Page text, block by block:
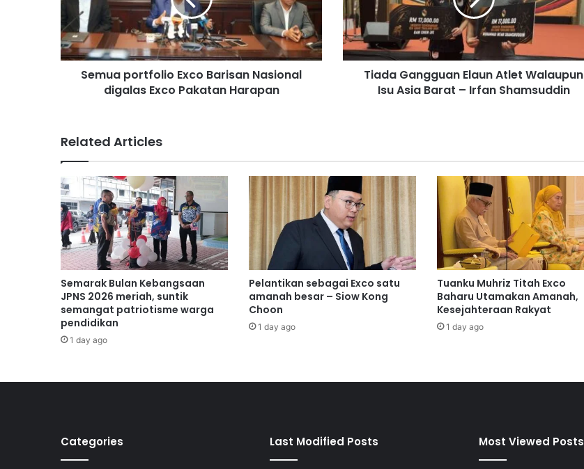
o
r
t
E
x
c
o
B
a
r
i
s
a
n
N
a
s
n
i
Semua portfolio Exco Barisan Nasional
digalas Exco Pakatan Harapan
G
a
n
g
a
u
n
A
t
l
e
t
W
a
n
A
Tiada Gangguan Elaun Atlet Walaupun
Isu Asia Barat – Irfan Shamsuddin
Related Articles
Semarak Bulan Kebangsaan
JPNS 2026 meriah, suntik
semangat patriotisme warga
pendidikan
1 day ago
Pelantikan sebagai Exco satu
amanah besar – Siow Kong
Choon
1 day ago
Tuanku Muhriz Titah Exco
Baharu Utamakan Amanah,
Kesejahteraan Rakyat
1 day ago
Categories Last Modified Posts Most Viewed Posts